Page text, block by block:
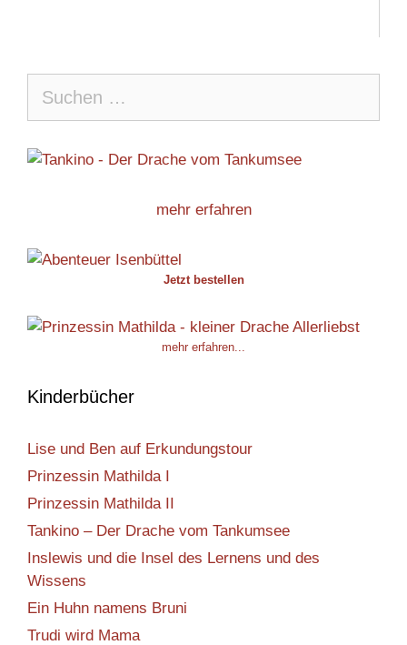
nach:
mehr erfahren
Jetzt bestellen
mehr erfahren...
Kinderbücher
Lise und Ben auf Erkundungstour
Prinzessin Mathilda I
Prinzessin Mathilda II
Tankino – Der Drache vom Tankumsee
Inslewis und die Insel des Lernens und des
Wissens
Ein Huhn namens Bruni
Trudi wird Mama